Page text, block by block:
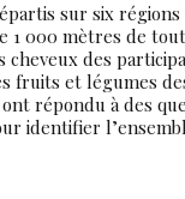
sur six
1 000 mètres de
des
fruits et légumes
répondu à des
identifier